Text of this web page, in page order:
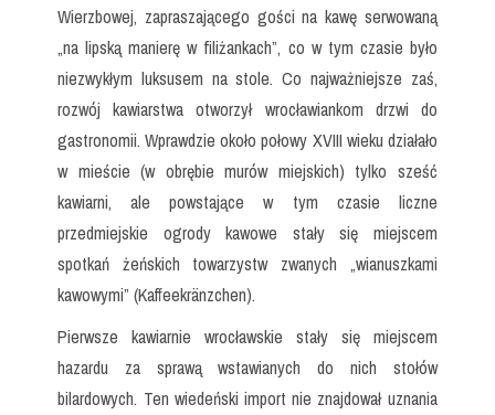
Wierzbowej, zapraszającego gości na kawę serwowaną
„na lipską manierę w filiżankach”, co w tym czasie było
niezwykłym luksusem na stole. Co najważniejsze zaś,
rozwój kawiarstwa otworzył wrocławiankom drzwi do
gastronomii. Wprawdzie około połowy XVIII wieku działało
w mieście (w obrębie murów miejskich) tylko sześć
kawiarni, ale powstające w tym czasie liczne
przedmiejskie ogrody kawowe stały się miejscem
spotkań żeńskich towarzystw zwanych „wianuszkami
kawowymi” (Kaffeekränzchen).
Pierwsze kawiarnie wrocławskie stały się miejscem
hazardu za sprawą wstawianych do nich stołów
bilardowych. Ten wiedeński import nie znajdował uznania